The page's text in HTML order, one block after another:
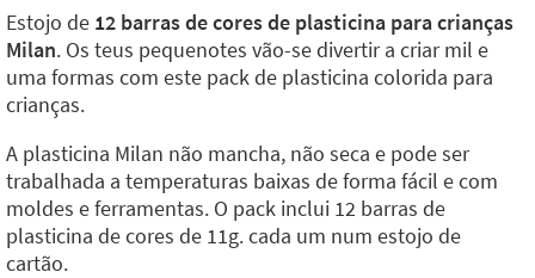
Estojo de 12 barras de cores de plasticina para crianças
Milan. Os teus pequenotes vão-se divertir a criar mil e
uma formas com este pack de plasticina colorida para
crianças.
A plasticina Milan não mancha, não seca e pode ser
trabalhada a temperaturas baixas de forma fácil e com
moldes e ferramentas. O pack inclui 12 barras de
plasticina de cores de 11g. cada um num estojo de
cartão.